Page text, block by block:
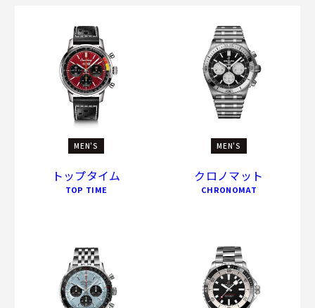
MEN'S
トップタイム
TOP TIME
MEN'S
クロノマット
CHRONOMAT